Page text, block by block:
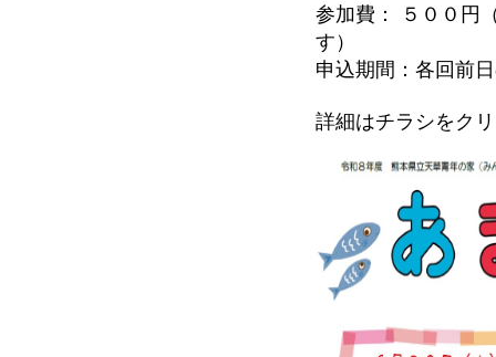
参加費： ５００円
す）
申込期間：各回前
詳細はチラシをク